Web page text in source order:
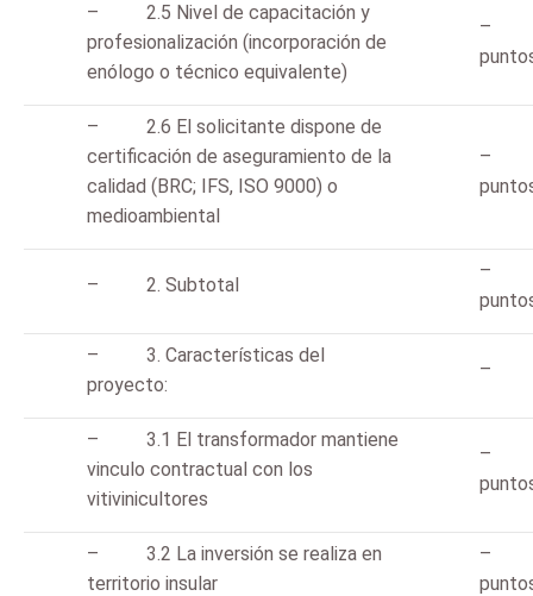
– 2.5 Nivel de capacitación y
profesionalización (incorporación de
enólogo o técnico equivalente)
–
– 2.6 El solicitante dispone de
certificación de aseguramiento de la
calidad (BRC; IFS, ISO 9000) o
medioambiental
–
– 2. Subtotal
–
– 3. Características del
proyecto:
– 3.1 El transformador mantiene
vinculo contractual con los
vitivinicultores
–
– 3.2 La inversión se realiza en
territorio insular
–